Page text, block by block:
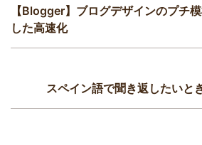
【Blogger】ブログデザインのプチ
した高速化
スペイン語で聞き返したいと